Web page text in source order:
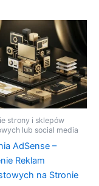
strony i sklepów
lub social media
AdSense –
Reklam
na Stronie